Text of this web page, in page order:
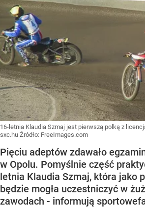
16-letnia Klaudia Szmaj jest pierwszą polką z
sxc.hu Źródło: FreeImages.com
Pięciu adeptów zdawało
w Opolu. Pomyślnie część
letnia Klaudia Szmaj, która jako
będzie mogła uczestniczyć w
zawodach - informują